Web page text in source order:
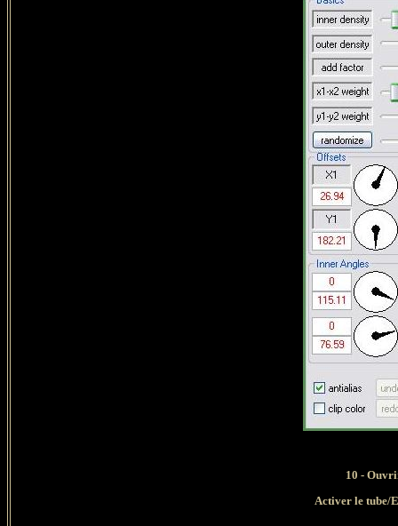
10 -
Activer le tube/